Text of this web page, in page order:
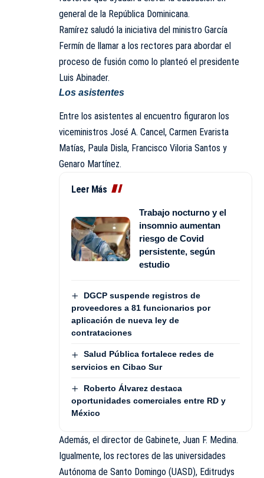
general de la República Dominicana.
Ramírez saludó la iniciativa del ministro García
Fermín de llamar a los rectores para abordar el
proceso de fusión como lo planteó el presidente
Luis Abinader.
Los asistentes
Entre los asistentes al encuentro figuraron los
viceministros José A. Cancel, Carmen Evarista
Matías, Paula Disla, Francisco Viloria Santos y
Genaro Martínez.
Leer Más
Trabajo nocturno y el
insomnio aumentan
riesgo de Covid
persistente, según
estudio
DGCP suspende registros de
proveedores a 81 funcionarios por
aplicación de nueva ley de
contrataciones
Salud Pública fortalece redes de
servicios en Cibao Sur
Roberto Álvarez destaca
oportunidades comerciales entre RD y
México
Además, el director de Gabinete, Juan F. Medina.
Igualmente, los rectores de las universidades
Autónoma de Santo Domingo (UASD), Editrudys